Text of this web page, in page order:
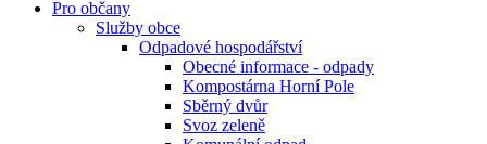
Pro občany
Služby obce
Odpadové hospodářství
Obecné informace - odpady
Kompostárna Horní Pole
Sběrný dvůr
Svoz zeleně